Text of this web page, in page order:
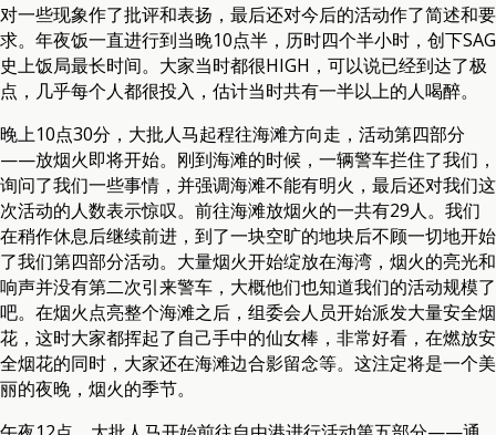
对一些现象作了批评和表扬，最后还对今后的活动作了简述和要
求。年夜饭一直进行到当晚10点半，历时四个半小时，创下SAG
史上饭局最长时间。大家当时都很HIGH，可以说已经到达了极
点，几乎每个人都很投入，估计当时共有一半以上的人喝醉。
晚上10点30分，大批人马起程往海滩方向走，活动第四部分
——放烟火即将开始。刚到海滩的时候，一辆警车拦住了我们，
询问了我们一些事情，并强调海滩不能有明火，最后还对我们这
次活动的人数表示惊叹。前往海滩放烟火的一共有29人。我们
在稍作休息后继续前进，到了一块空旷的地块后不顾一切地开始
了我们第四部分活动。大量烟火开始绽放在海湾，烟火的亮光和
响声并没有第二次引来警车，大概他们也知道我们的活动规模了
吧。在烟火点亮整个海滩之后，组委会人员开始派发大量安全烟
花，这时大家都挥起了自己手中的仙女棒，非常好看，在燃放安
全烟花的同时，大家还在海滩边合影留念等。这注定将是一个美
丽的夜晚，烟火的季节。